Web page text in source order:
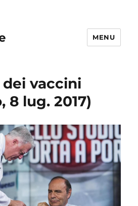
MENU
vaccini
8 lug. 2017)